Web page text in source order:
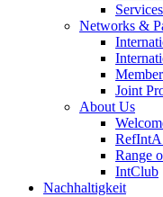
Networks &
Joint
About Us
RefIntA
Range
IntClub
Nachhaltigkeit